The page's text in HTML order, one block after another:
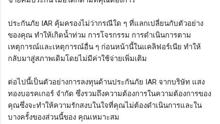
ประกันภัย IAR คุ้มครองไม่ว่ากรณีใด ๆ ที่แลกเปลี่ยนกับตัวอย่าง
ของคุณ ทำให้เกิดน้ำท่วม การโจรกรรม การดำเนินการตาม
เหตุการณ์และเหตุการณ์อื่น ๆ ก่อนหน้านี้ในแคลิฟอร์เนีย ทำให้
กลับมาสู่สภาพเดิมโดยไม่มีค่าใช้จ่ายเพิ่มเติม
ต่อไปนี้เป็นตัวอย่างการลงทุนด้านประกันภัย IAR จากบริษัท แสง
ทองบอรคเกอร์ จำกัด ซึ่งรวมถึงความต้องการในความต้องการของ
คุณซึ่งจะทำให้ความรักสงบในใจที่คุณไม่ต้องดำเนินการและใน
บางครั้งของส่วนนี้ของ คุณเหมาะสม